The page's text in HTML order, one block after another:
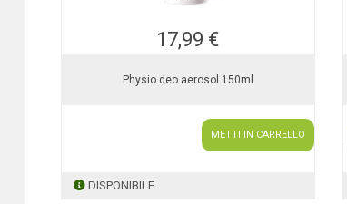
17,99 €
Physio deo aerosol 150ml
METTI IN CARRELLO
DISPONIBILE